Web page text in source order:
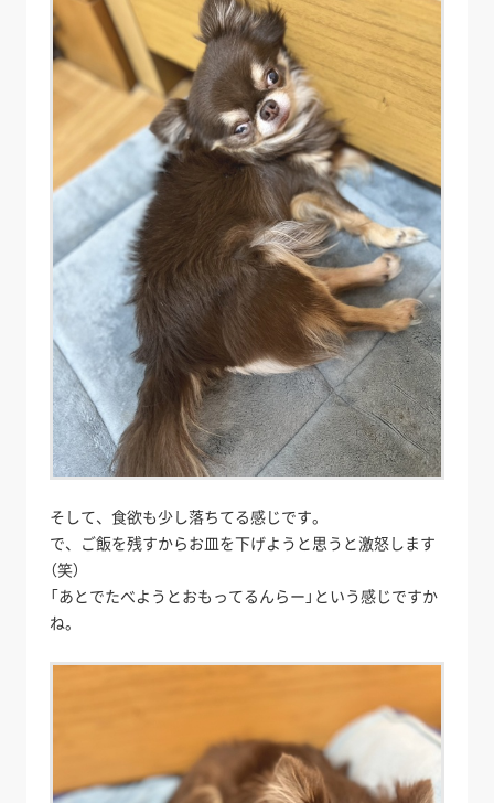
そして、食欲も少し落ちてる感じです。
で、ご飯を残すからお皿を下げようと思うと激怒します
（笑）
「あとでたべようとおもってるんらー」という感じですか
ね。